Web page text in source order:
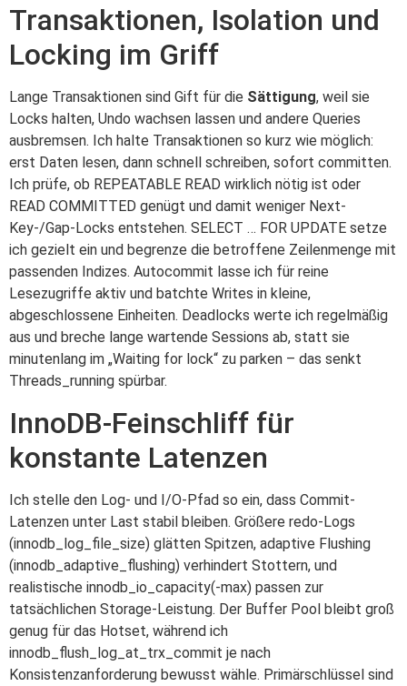
Transaktionen, Isolation und
Locking im Griff
Lange Transaktionen sind Gift für die Sättigung, weil sie
Locks halten, Undo wachsen lassen und andere Queries
ausbremsen. Ich halte Transaktionen so kurz wie möglich:
erst Daten lesen, dann schnell schreiben, sofort committen.
Ich prüfe, ob REPEATABLE READ wirklich nötig ist oder
READ COMMITTED genügt und damit weniger Next-
Key-/Gap-Locks entstehen. SELECT … FOR UPDATE setze
ich gezielt ein und begrenze die betroffene Zeilenmenge mit
passenden Indizes. Autocommit lasse ich für reine
Lesezugriffe aktiv und batchte Writes in kleine,
abgeschlossene Einheiten. Deadlocks werte ich regelmäßig
aus und breche lange wartende Sessions ab, statt sie
minutenlang im „Waiting for lock“ zu parken – das senkt
Threads_running spürbar.
InnoDB-Feinschliff für
konstante Latenzen
Ich stelle den Log- und I/O-Pfad so ein, dass Commit-
Latenzen unter Last stabil bleiben. Größere redo-Logs
(innodb_log_file_size) glätten Spitzen, adaptive Flushing
(innodb_adaptive_flushing) verhindert Stottern, und
realistische innodb_io_capacity(-max) passen zur
tatsächlichen Storage-Leistung. Der Buffer Pool bleibt groß
genug für das Hotset, während ich
innodb_flush_log_at_trx_commit je nach
Konsistenzanforderung bewusst wähle. Primärschlüssel sind